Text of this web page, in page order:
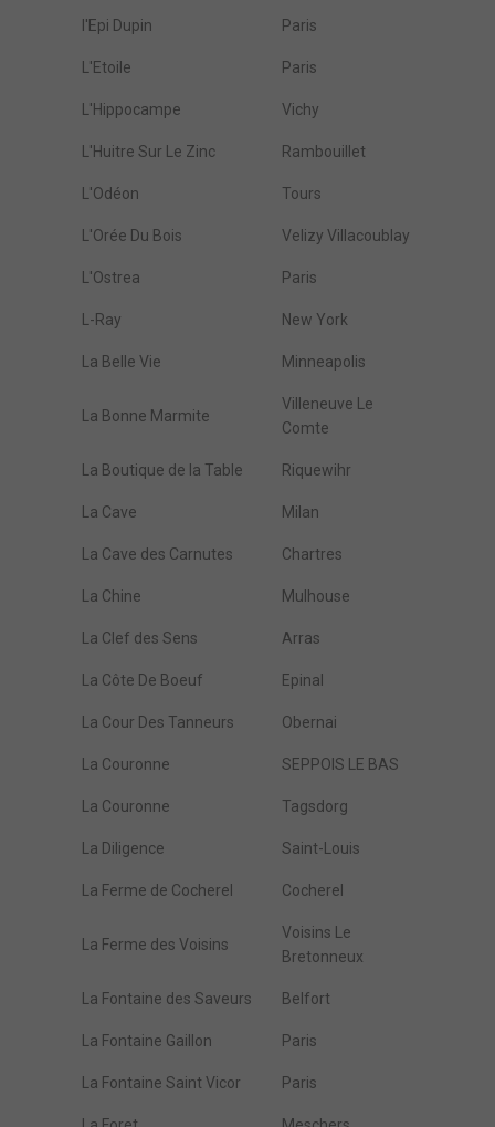
l'Epi Dupin Paris
L'Etoile Paris
L'Hippocampe Vichy
L'Huitre Sur Le Zinc Rambouillet
L'Odéon Tours
L'Orée Du Bois Velizy Villacoublay
L'Ostrea Paris
L-Ray New York
La Belle Vie Minneapolis
La Bonne Marmite
Villeneuve Le
Comte
La Boutique de la Table Riquewihr
La Cave Milan
La Cave des Carnutes Chartres
La Chine Mulhouse
La Clef des Sens Arras
La Côte De Boeuf Epinal
La Cour Des Tanneurs Obernai
La Couronne SEPPOIS LE BAS
La Couronne Tagsdorg
La Diligence Saint-Louis
La Ferme de Cocherel Cocherel
La Ferme des Voisins
Voisins Le
Bretonneux
La Fontaine des Saveurs Belfort
La Fontaine Gaillon Paris
La Fontaine Saint Vicor Paris